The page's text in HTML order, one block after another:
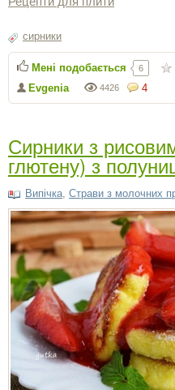
сирники
4
4426
Evgenia
Мені подобається 6
Сирники з
глютену) з
Випічка, Страви з молочних